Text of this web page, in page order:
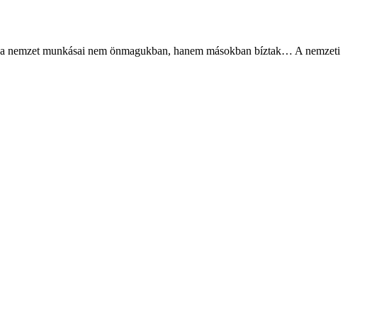
munkásai nem önmagukban, hanem másokban bíztak… A nemzeti